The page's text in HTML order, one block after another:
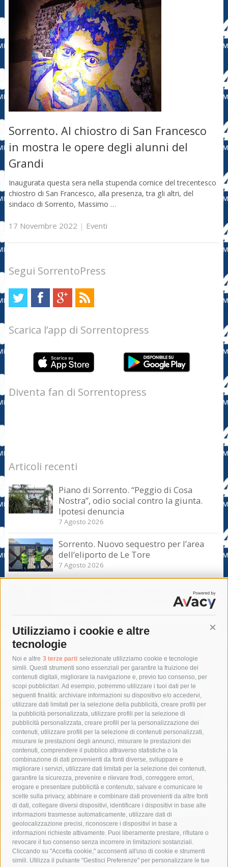
Utilizziamo i cookie e altre
tecnologie
Noi e altre 3 terze parti selezionate utilizziamo cookie e tecnologie
simili. Questi strumenti sono essenziali per garantire la fruizione dei
contenuti digitali, migliorare la navigazione e, previo tuo consenso, per
scopi pubblicitari. Ad esempio, potremmo utilizzare i tuoi dati per le
seguenti finalità: archiviare informazioni su dispositivo e/o accedervi,
utilizzare dati limitati per la selezione della pubblicità, creare profili per
la pubblicità personalizzata, utilizzare profili per la selezione di
pubblicità personalizzata, creare profili per la personalizzazione dei
contenuti, utilizzare profili per la selezione di contenuti personalizzati,
misurare le prestazioni degli annunci, misurare le prestazioni dei
contenuti, comprendere il pubblico attraverso statistiche o la
combinazione di dati provenienti da fonti diverse, sviluppare e
migliorare i servizi, utilizzare dati limitati per la selezione dei contenuti,
garantire la sicurezza, prevenire e rilevare frodi, correggere errori,
erogare e presentare pubblicità e contenuto, salvare e comunicare le
scelte sulla privacy, abbinare e combinare dati provenienti da altre fonti
di dati, collegare diversi dispositivi, identificare i dispositivi in base alle
informazioni trasmesse automaticamente, utilizzare dati di
geolocalizzazione precisi, riconoscere i dispositivi in base a
informazioni richieste attivamente. Puoi liberamente prestare, rifiutare o
revocare il tuo consenso senza incorrere in limitazioni sostanziali.
Cliccando su "Accetta cookie," acconsenti all'uso di cookie e strumenti
simili. Utilizza il pulsante "Gestisci Preferenze" per personalizzare le tue
Sorrento. Al chiostro di San Francesco
in mostra le opere degli alunni del
Grandi
Inaugurata questa sera nella stupenda cornice del trecentesco
chiostro di San Francesco, alla presenza, tra gli altri, del
sindaco di Sorrento, Massimo …
17 Novembre 2022 | Eventi
Segui SorrentoPress
Scarica l’app di Sorrentopress
Diventa fan di Sorrentopress
Articoli recenti
Piano di Sorrento. “Peggio di Cosa
Nostra”, odio social contro la giunta.
Ipotesi denuncia
7 Agosto 2026
Sorrento. Nuovo sequestro per l’area
dell’eliporto de Le Tore
7 Agosto 2026
Sorrento. Aggredisce sessualmente una
turista e le strappa il portafogli, fermato
dai carabinieri
Tag
acqua allerta meteo
anas
area marina protetta di punta campanella
arresto
Asl Napoli 3 sud
capitaneria di porto capri
carabinieri
castellammare di stabia
circumvesuviana
comune di sorrento
concerto
contagi
costiera amalfitana
covid-19 eav
elezioni
fondazione sorrento
gori guardia costiera
incidente
lavori
lorenzo balducelli mare
massa lubrense
massimo coppola
Meta napoli
ordinanza
penisola sorrentina
piano di sorrento
polizia municipale
protezione civile
Regione Campania
sant'agnello
sindaco cuomo
sorrento studenti temporali
treni